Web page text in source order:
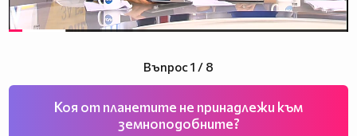
Въпрос 1 / 8
Коя от планетите не принадлежи към
земноподобните?